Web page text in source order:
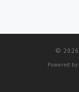
© 2026
Powered by